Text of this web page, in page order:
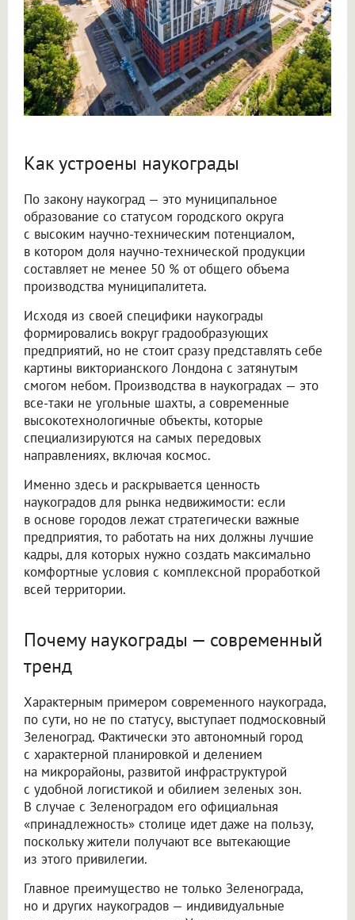
Как устроены наукограды
По закону наукоград — это муниципальное
образование со статусом городского округа
с высоким научно-техническим потенциалом,
в котором доля научно-технической продукции
составляет не менее 50 % от общего объема
производства муниципалитета.
Исходя из своей специфики наукограды
формировались вокруг градообразующих
предприятий, но не стоит сразу представлять себе
картины викторианского Лондона с затянутым
смогом небом. Производства в наукоградах — это
все-таки не угольные шахты, а современные
высокотехнологичные объекты, которые
специализируются на самых передовых
направлениях, включая космос.
Именно здесь и раскрывается ценность
наукоградов для рынка недвижимости: если
в основе городов лежат стратегически важные
предприятия, то работать на них должны лучшие
кадры, для которых нужно создать максимально
комфортные условия с комплексной проработкой
всей территории.
Почему наукограды — современный
тренд
Характерным примером современного наукограда,
по сути, но не по статусу, выступает подмосковный
Зеленоград. Фактически это автономный город
с характерной планировкой и делением
на микрорайоны, развитой инфраструктурой
с удобной логистикой и обилием зеленых зон.
В случае с Зеленоградом его официальная
«принадлежность» столице идет даже на пользу,
поскольку жители получают все вытекающие
из этого привилегии.
Главное преимущество не только Зеленограда,
но и других наукоградов — индивидуальные